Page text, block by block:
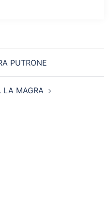
PUTRONE
LA MAGRA